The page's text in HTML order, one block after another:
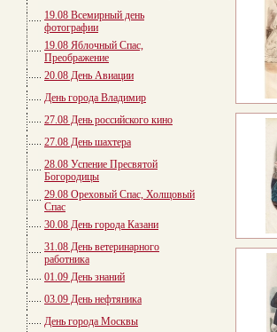
19.08 Всемирный день
фотографии
19.08 Яблочный Спас,
Преображение
20.08 День Авиации
День города Владимир
27.08 День российского кино
27.08 День шахтера
28.08 Успение Пресвятой
Богородицы
29.08 Ореховый Спас, Холщовый
Спас
30.08 День города Казани
31.08 День ветеринарного
работника
01.09 День знаний
03.09 День нефтяника
День города Москвы